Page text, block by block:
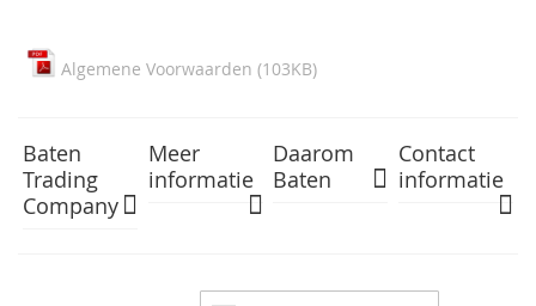
Algemene Voorwaarden (103KB)
Baten
Trading
Company
Meer
informatie
Daarom
Baten
Contact
informatie
Abonneer